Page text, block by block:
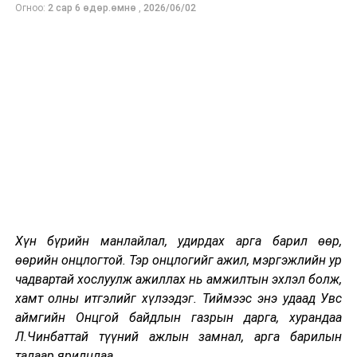
Та бүхэнд Монгол Улсын аюулгүй байдал, ард
гамшгаас хамгаалах нэгдсэн тогтолцоонд
шилжсэнээр Онцгой байдлын байгууллага үүсэн
байгуулагдсан билээ.
Эх орон, ард түмнээ гамшгийн аюул, эрсдлээс
хамгаалахын төлөө алтан амиа зориулах тангарагтай,
нэр хүнд, сахилга бат, ажил үйлсээрээ үлгэр дуурайл
Огноо: 2 сар 6 өдөр.өмнө , 2026/06/02
Хүн бүрийн манлайлал, удирдах арга барил өөр,
өөрийн онцлогтой. Тэр онцлогийг ажил, мэргэжлийн ур
чадвартай хослуулж ажиллах нь амжилтын эхлэл болж,
хамт олны итгэлийг хүлээдэг. Тиймээс энэ удаад Увс
аймгийн Онцгой байдлын газрын дарга, хурандаа
Л.Чинбаттай түүний ажлын замнал, арга барилын